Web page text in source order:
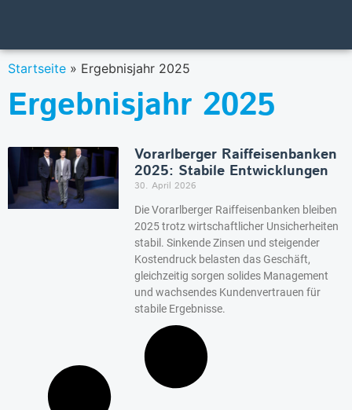
Startseite » Ergebnisjahr 2025
Ergebnisjahr 2025
Vorarlberger Raiffeisenbanken
2025: Stabile Entwicklungen
30. April 2026
Die Vorarlberger Raiffeisenbanken bleiben
2025 trotz wirtschaftlicher Unsicherheiten
stabil. Sinkende Zinsen und steigender
Kostendruck belasten das Geschäft,
gleichzeitig sorgen solides Management
und wachsendes Kundenvertrauen für
stabile Ergebnisse.